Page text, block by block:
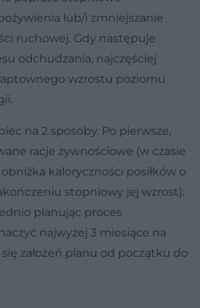
lub/i zmniejszanie
ruchowej. Gdy następuje
odchudzania, najczęściej
wzrostu poziomu
na 2 sposoby. Po pierwsze,
racje żywnościowe (w czasie
kaloryczności posiłków o
stopniowy jej wzrost).
planując proces
najwyżej 3 miesiące na
założeń planu od początku do